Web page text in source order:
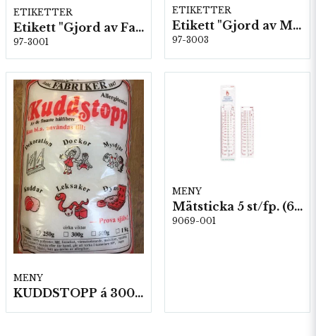
ETIKETTER
Etikett "Gjord av Farmor" Vit 10 st/färp.
97-3001
ETIKETTER
Etikett "Gjord av Mamma" Vit 10 st/förp.
97-3003
MENY
KUDDSTOPP á 300 gram
MENY
Mätsticka 5 st/fp. (60644)
9069-001